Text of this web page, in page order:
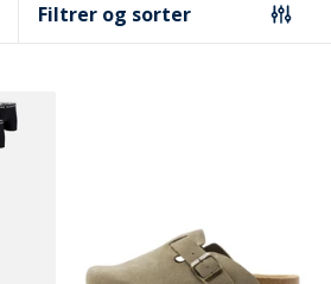
Filtrer og sorter